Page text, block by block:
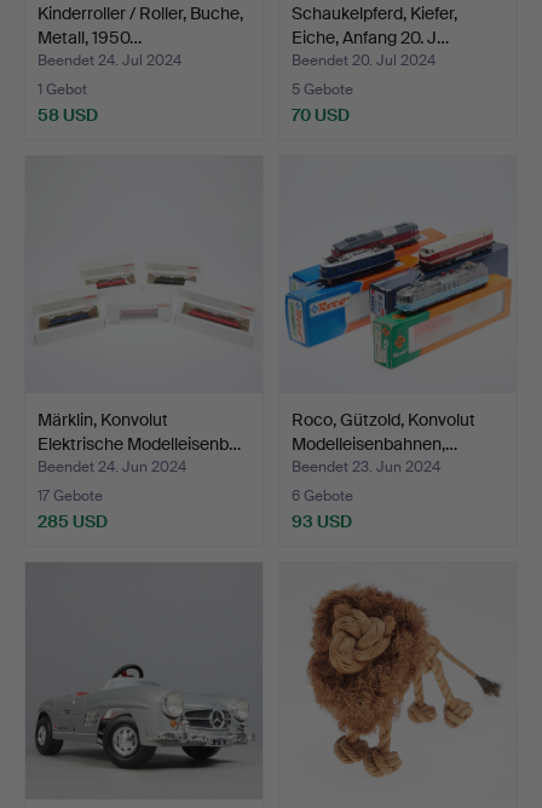
Kinderroller / Roller, Buche,
Metall, 1950…
Beendet 24. Jul 2024
1 Gebot
58 USD
Schaukelpferd, Kiefer,
Eiche, Anfang 20. J…
Beendet 20. Jul 2024
5 Gebote
70 USD
Märklin, Konvolut
Elektrische Modelleisenb…
Beendet 24. Jun 2024
17 Gebote
285 USD
Roco, Gützold, Konvolut
Modelleisenbahnen,…
Beendet 23. Jun 2024
6 Gebote
93 USD